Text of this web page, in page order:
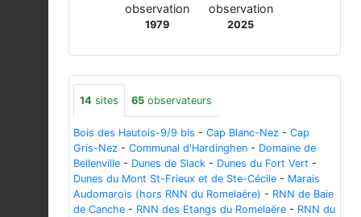
observation
1979
observation
2025
14 sites 65 observateurs
Bois des Hautois-9/9 bis - Cap Blanc-Nez - Cap
Gris-Nez - Communal d'Hardinghen - Domaine de
Bellenville - Dunes de Slack - Dunes du Fort Vert -
Dunes du Mont St-Frieux et de Ste-Cécile - Marais
Audomarois (hors RNN du Romelaëre) - RNN de Baie
de Canche - RNN des Etangs du Romelaëre - RNN du